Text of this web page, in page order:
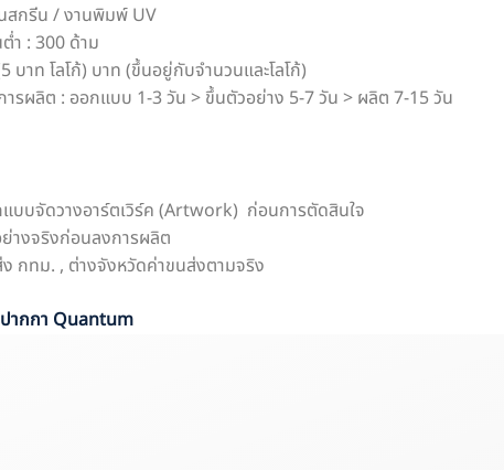
นสกรีน / งานพิมพ์ UV
ำ : 300 ด้าม
บาท โลโก้) บาท (ขึ้นอยู่กับจำนวนและโลโก้)
การผลิต : ออกแบบ 1-3 วัน > ขึ้นตัวอย่าง 5-7 วัน > ผลิต 7-15 วัน
บบจัดวางอาร์ตเวิร์ค (Artwork) ก่อนการตัดสินใจ
างจริงก่อนลงการผลิต
กทม. , ต่างจังหวัดค่าขนส่งตามจริง
ปากกา Quantum